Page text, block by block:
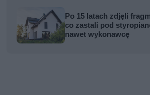
Po 15 latach zdjęli
co zastali pod
nawet wykonawcę